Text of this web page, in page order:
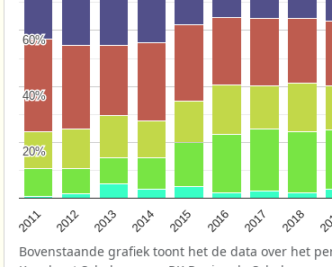
2011 2012 2013 2014 2015 2016 2017 2018
20%
20%
40%
40%
60%
60%
Bovenstaande grafiek toont het de data over het